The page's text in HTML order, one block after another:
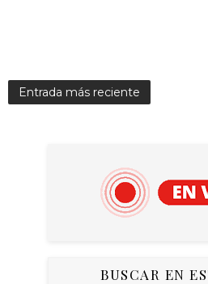
Entrada más reciente
BUSCAR EN